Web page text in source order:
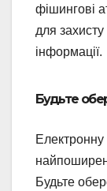
фішингові
для
інформації.
Будьте
Будьте